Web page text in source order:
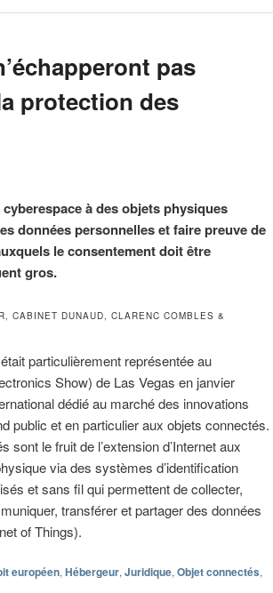
pas
protection des
à des objets physiques
données personnelles et faire preuve de
le consentement doit être
gros.
CABINET DUNAUD, CLARENC COMBLES &
particulièrement représentée au
Show) de Las Vegas en janvier
dédié au marché des innovations
public et en particulier aux objets connectés.
sont le fruit de l’extension d’Internet aux
via des systèmes d’identification
et sans fil qui permettent de collecter,
transférer et partager des données
of Things).
européen,Hébergeur,Juridique,Objet connectés,